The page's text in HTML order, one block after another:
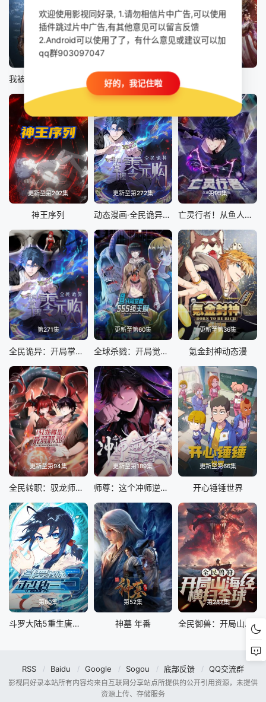
更新至第275集
无限抽取：开局核平修仙世界动态漫
更新至第202集
神王序列
更新至第272集
动态漫画·全民诡异：开局掌握零元购
第95集
亡灵行者！从鱼人地下城开始 动态漫画
第271集
全民诡异：开局掌握零元购
更新至第60集
全球杀戮：开局觉醒SSS级天赋动态漫
更新至第36集
氪金封神动态漫
更新至第94集
全民转职：驭龙师是最弱职业？动态漫
更新至第189集
师尊：这个冲师逆徒才不是圣子动态漫
更新至第66集
开心锤锤世界
第80集
斗罗大陆5重生唐三 动态漫画
第52集
神墓 年番
第287集
全民御兽：开局山海经，我横扫全球
RSS Baidu Google Sogou 底部反馈 QQ交流群
影视同好录本站所有内容均来自互联网分享站点所提供的公开引用资源，未提供
资源上传、存储服务
欢迎使用影视同好录, 1.请勿相信片中广告,可以使用
插件跳过片中广告,有其他意见可以留言反馈
2.Android可以使用了了，有什么意见或建议可以加
qq群903097047
好的，我记住啦